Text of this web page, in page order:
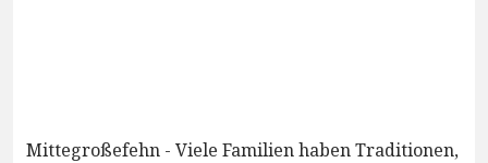
Mittegroßefehn - Viele Familien haben Traditionen,